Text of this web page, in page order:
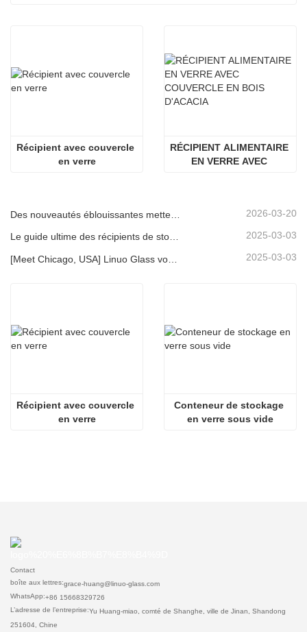
Récipient avec couvercle
en verre
RÉCIPIENT ALIMENTAIRE
EN VERRE AVEC
2026-03-20
Le guide ultime des récipients de stockage d'aliments en verre à haut borosilicate 2025-03-03
2025-03-03
Récipient avec couvercle
en verre
Conteneur de stockage
en verre sous vide
Contact
boîte aux lettres:grace-huang@linuo-glass.com
WhatsApp:+86 15668329726
L’adresse de l’entreprise:Yu Huang-miao, comté de Shanghe, ville de Jinan, Shandong
251604, Chine